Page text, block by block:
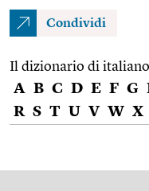
Condividi
Il dizionario di
A B C D E F G
R S T U V W X